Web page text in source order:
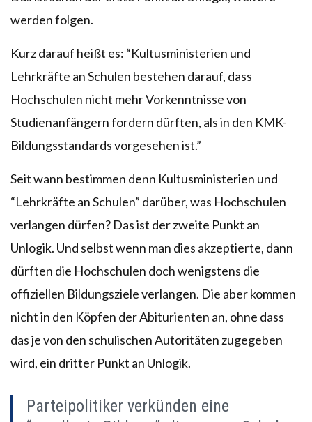
werden folgen.
Kurz darauf heißt es: “Kultusministerien und
Lehrkräfte an Schulen bestehen darauf, dass
Hochschulen nicht mehr Vorkenntnisse von
Studienanfängern fordern dürften, als in den KMK-
Bildungsstandards vorgesehen ist.”
Seit wann bestimmen denn Kultusministerien und
“Lehrkräfte an Schulen” darüber, was Hochschulen
verlangen dürfen? Das ist der zweite Punkt an
Unlogik. Und selbst wenn man dies akzeptierte, dann
dürften die Hochschulen doch wenigstens die
offiziellen Bildungsziele verlangen. Die aber kommen
nicht in den Köpfen der Abiturienten an, ohne dass
das je von den schulischen Autoritäten zugegeben
wird, ein dritter Punkt an Unlogik.
Parteipolitiker verkünden eine